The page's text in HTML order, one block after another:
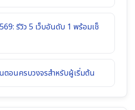
รีวิว 5 เว็บอันดับ 1 พร้อมเช็
ตอนครบวงจรสำหรับผู้เริ่มต้น